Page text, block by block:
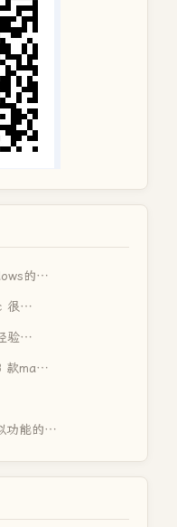
的…
很…
验…
款ma…
功能的…